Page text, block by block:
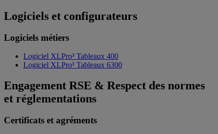
Logiciels et configurateurs
Logiciels métiers
Logiciel XLPro³ Tableaux 400
Logiciel XLPro³ Tableaux 6300
Engagement RSE & Respect des normes
et réglementations
Certificats et agréments